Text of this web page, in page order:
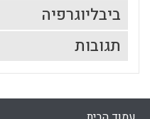
ביבליוגרפיה
תגובות